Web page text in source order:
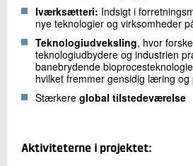
Iværksætteri: Indsigt i
nye teknologier og virksomheder
Teknologiudveksling, hvor
teknologiudbydere og industrien
banebrydende
hvilket fremmer gensidig læring og
Stærkere global tilstedeværelse
Aktiviteterne i projektet: